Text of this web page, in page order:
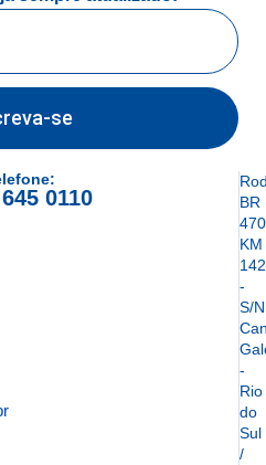
se
0110
BR
KM
142
-
S/
-
Rio
do
Sul
/